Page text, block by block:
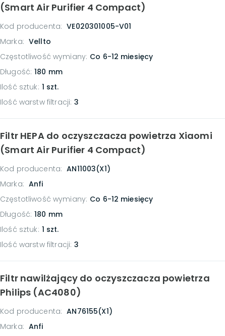
(Smart Air Purifier 4 Compact)
Kod producenta: VE020301005-V01
Marka: Vellto
Częstotliwość wymiany: Co 6-12 miesięcy
Długość: 180 mm
Ilość sztuk: 1 szt.
Ilość warstw filtracji: 3
Filtr HEPA do oczyszczacza powietrza Xiaomi
(Smart Air Purifier 4 Compact)
Kod producenta: AN11003(X1)
Marka: Anfi
Częstotliwość wymiany: Co 6-12 miesięcy
Długość: 180 mm
Ilość sztuk: 1 szt.
Ilość warstw filtracji: 3
Filtr nawilżający do oczyszczacza powietrza
Philips (AC4080)
Kod producenta: AN76155(X1)
Marka: Anfi